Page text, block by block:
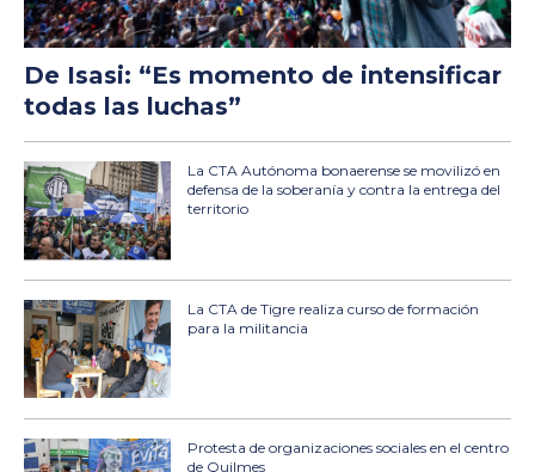
De Isasi: “Es momento de intensificar
todas las luchas”
La CTA Autónoma bonaerense se movilizó en
defensa de la soberanía y contra la entrega del
territorio
La CTA de Tigre realiza curso de formación
para la militancia
Protesta de organizaciones sociales en el centro
de Quilmes